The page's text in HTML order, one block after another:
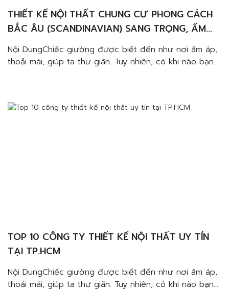
THIẾT KẾ NỘI THẤT CHUNG CƯ PHONG CÁCH
BẮC ÂU (SCANDINAVIAN) SANG TRỌNG, ẤM
CÚNG VÀ TINH TẾ
Nội DungChiếc giường được biết đến như nơi ấm áp,
thoải mái, giúp ta thư giãn. Tuy nhiên, có khi nào bạn
TOP 10 CÔNG TY THIẾT KẾ NỘI THẤT UY TÍN
TẠI TP.HCM
Nội DungChiếc giường được biết đến như nơi ấm áp,
thoải mái, giúp ta thư giãn. Tuy nhiên, có khi nào bạn